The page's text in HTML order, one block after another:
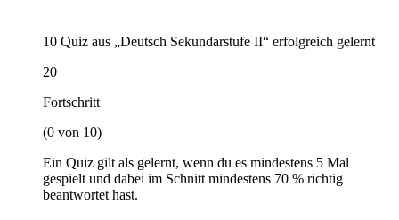
10 Quiz aus „Deutsch Sekundarstufe II“ erfolgreich gelernt
20
Fortschritt
(0 von 10)
Ein Quiz gilt als gelernt, wenn du es mindestens 5 Mal
gespielt und dabei im Schnitt mindestens 70 % richtig
beantwortet hast.